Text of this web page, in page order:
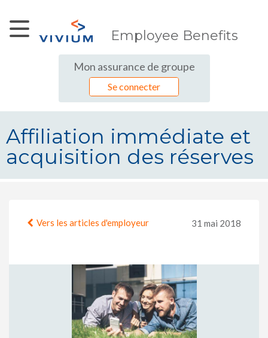
Employee Benefits
Mon assurance de groupe
Se connecter
Affiliation immédiate et
acquisition des réserves
Vers les articles d'employeur 31 mai 2018